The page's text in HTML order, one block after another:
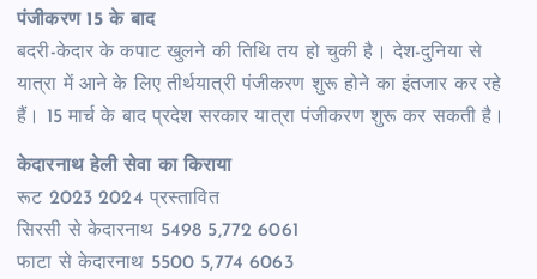
पंजीकरण 15 के बाद
बदरी-केदार के कपाट खुलने की तिथि तय हो चुकी है। देश-दुनिया से
यात्रा में आने के लिए तीर्थयात्री पंजीकरण शुरू होने का इंतजार कर रहे
हैं। 15 मार्च के बाद प्रदेश सरकार यात्रा पंजीकरण शुरू कर सकती है।
केदारनाथ हेली सेवा का किराया
रूट 2023 2024 प्रस्तावित
सिरसी से केदारनाथ 5498 5,772 6061
फाटा से केदारनाथ 5500 5,774 6063